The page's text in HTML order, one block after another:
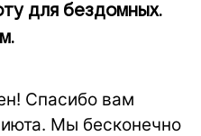
для бездомных.
Спасибо вам
Мы бесконечно